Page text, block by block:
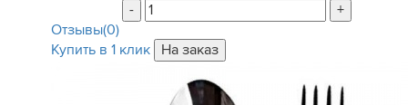
-
+
Отзывы(0)
Купить в 1 клик